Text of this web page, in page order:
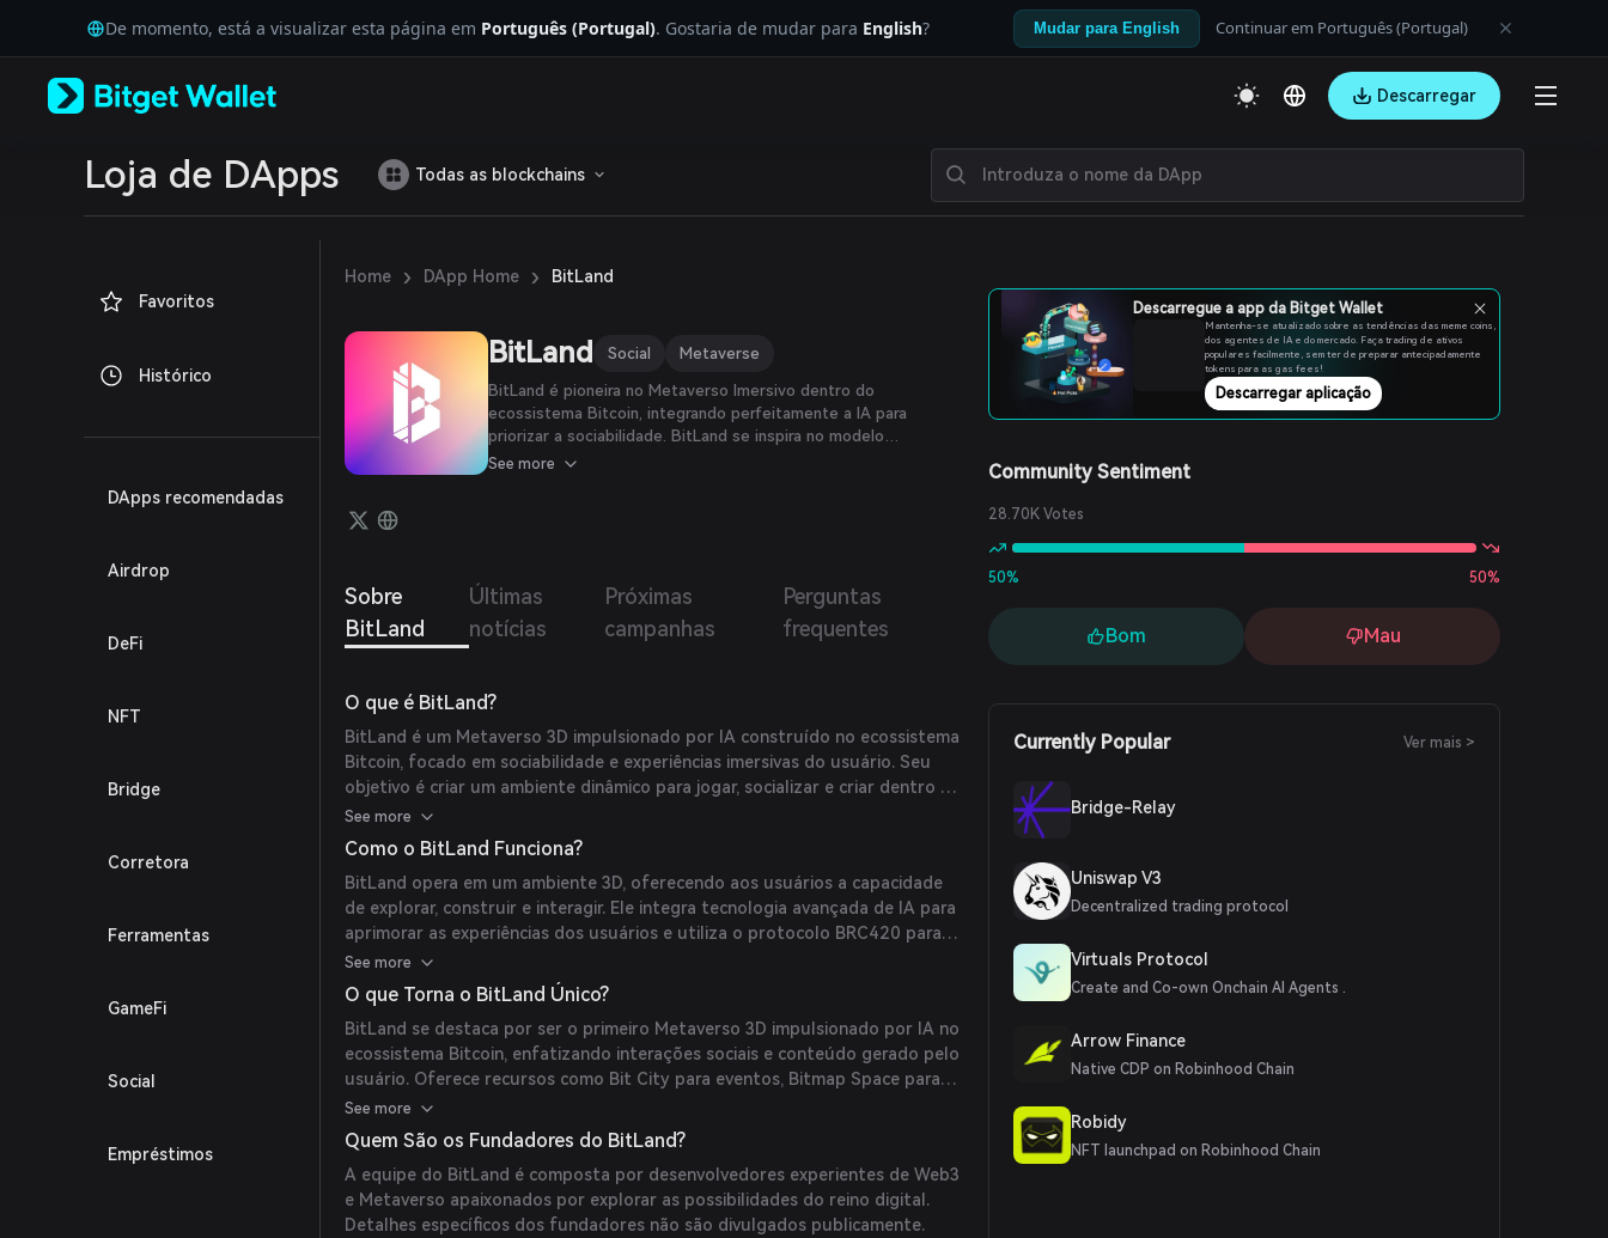
Tiếng Việt
Русский
Español (Latinoamérica)
Português (Portugal)
Bahasa Indonesia
Español (Argentina)
De momento, está a visualizar esta página em Português (Portugal). Gostaria de mudar para English? Mudar para English Continuar em Português (Portugal)
Descarregar
Loja de DApps Todas as blockchains
Favoritos
Histórico
DApps recomendadas
Airdrop
DeFi
NFT
Bridge
Corretora
Ferramentas
GameFi
Social
Empréstimos
Home › DApp Home › BitLand
BitLand Social Metaverse
BitLand é pioneira no Metaverso Imersivo dentro do
ecossistema Bitcoin, integrando perfeitamente a IA para
priorizar a sociabilidade. BitLand se inspira no modelo
estabelecido pela Decentraland na blockchain Ethereum.
See more
Sobre
BitLand
Últimas
notícias
Próximas
campanhas
Perguntas
frequentes
O que é BitLand?
BitLand é um Metaverso 3D impulsionado por IA construído no ecossistema
Bitcoin, focado em sociabilidade e experiências imersivas do usuário. Seu
objetivo é criar um ambiente dinâmico para jogar, socializar e criar dentro da
rede Bitcoin.
See more
Como o BitLand Funciona?
BitLand opera em um ambiente 3D, oferecendo aos usuários a capacidade
de explorar, construir e interagir. Ele integra tecnologia avançada de IA para
aprimorar as experiências dos usuários e utiliza o protocolo BRC420 para
interações perfeitas com ativos digitais.
See more
O que Torna o BitLand Único?
BitLand se destaca por ser o primeiro Metaverso 3D impulsionado por IA no
ecossistema Bitcoin, enfatizando interações sociais e conteúdo gerado pelo
usuário. Oferece recursos como Bit City para eventos, Bitmap Space para
áreas personalizadas e BitLand Builder para criar cenas customizadas.
See more
Quem São os Fundadores do BitLand?
A equipe do BitLand é composta por desenvolvedores experientes de Web3
e Metaverso apaixonados por explorar as possibilidades do reino digital.
Detalhes específicos dos fundadores não são divulgados publicamente.
Descarregue a app da Bitget Wallet
Mantenha-se atualizado sobre as tendências das meme coins,
dos agentes de IA e do mercado. Faça trading de ativos
populares facilmente, sem ter de preparar antecipadamente
tokens para as gas fees!
Descarregar aplicação
Community Sentiment
28.70K Votes
50% 50%
Bom Mau
Currently Popular Ver mais >
Bridge-Relay
Uniswap V3
Decentralized trading protocol
Virtuals Protocol
Create and Co-own Onchain AI Agents .
Arrow Finance
Native CDP on Robinhood Chain
Robidy
NFT launchpad on Robinhood Chain